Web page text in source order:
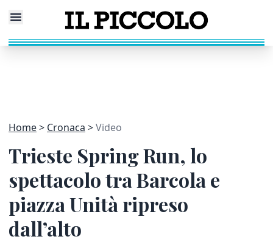
Home Cronaca Video
Trieste Spring Run, lo
spettacolo tra Barcola e
piazza Unità ripreso
dall’alto